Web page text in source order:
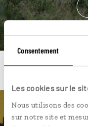
Consentement
Les cookies sur le
Nous utilisons des
sur notre site et